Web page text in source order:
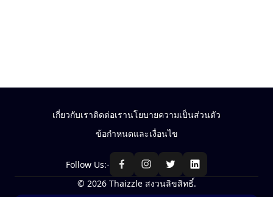
เกี่ยวกับเราติดต่อเรานโยบายความเป็นส่วนตัว
ข้อกำหนดและเงื่อนไข
Follow Us:-
© 2026 Thaizzle สงวนลิขสิทธิ์.